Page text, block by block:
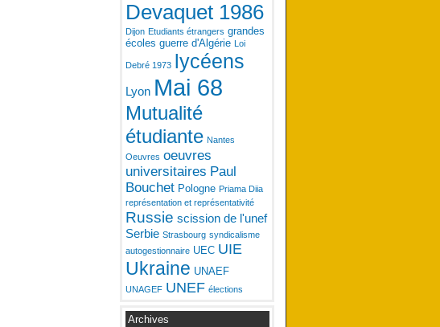
Devaquet 1986
Dijon Etudiants étrangers grandes
écoles guerre d'Algérie Loi
Debré 1973 lycéens
Lyon Mai 68
Mutualité
étudiante Nantes
Oeuvres oeuvres
universitaires Paul
Bouchet Pologne Priama Diia
représentation et représentativité
Russie scission de l'unef
Serbie Strasbourg syndicalisme
autogestionnaire UEC UIE
Ukraine UNAEF
UNAGEF UNEF élections
Archives